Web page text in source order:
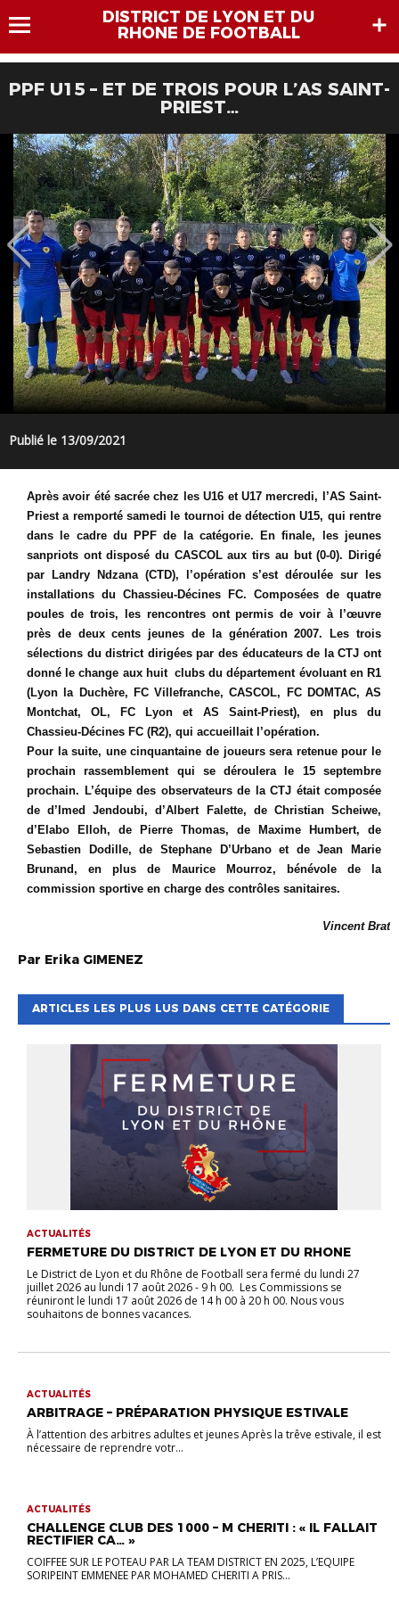
DISTRICT DE LYON ET DU
RHONE DE FOOTBALL
PPF U15 – ET DE TROIS POUR L’AS SAINT-
PRIEST…
Publié le 13/09/2021
Après avoir été sacrée chez les U16 et U17 mercredi, l’AS Saint-
Priest a remporté samedi le tournoi de détection U15, qui rentre
dans le cadre du PPF de la catégorie. En finale, les jeunes
sanpriots ont disposé du CASCOL aux tirs au but (0-0). Dirigé
par Landry Ndzana (CTD), l’opération s’est déroulée sur les
installations du Chassieu-Décines FC. Composées de quatre
poules de trois, les rencontres ont permis de voir à l’œuvre
près de deux cents jeunes de la génération 2007. Les trois
sélections du district dirigées par des éducateurs de la CTJ ont
donné le change aux huit clubs du département évoluant en R1
(Lyon la Duchère, FC Villefranche, CASCOL, FC DOMTAC, AS
Montchat, OL, FC Lyon et AS Saint-Priest), en plus du
Chassieu-Décines FC (R2), qui accueillait l’opération.
Pour la suite, une cinquantaine de joueurs sera retenue pour le
prochain rassemblement qui se déroulera le 15 septembre
prochain. L’équipe des observateurs de la CTJ était composée
de d’Imed Jendoubi, d’Albert Falette, de Christian Scheiwe,
d’Elabo Elloh, de Pierre Thomas, de Maxime Humbert, de
Sebastien Dodille, de Stephane D’Urbano et de Jean Marie
Brunand, en plus de Maurice Mourroz, bénévole de la
commission sportive en charge des contrôles sanitaires.
Vincent Brat
Par Erika GIMENEZ
ARTICLES LES PLUS LUS DANS CETTE CATÉGORIE
ACTUALITÉS
FERMETURE DU DISTRICT DE LYON ET DU RHONE
Le District de Lyon et du Rhône de Football sera fermé du lundi 27
juillet 2026 au lundi 17 août 2026 - 9 h 00. Les Commissions se
réuniront le lundi 17 août 2026 de 14 h 00 à 20 h 00. Nous vous
souhaitons de bonnes vacances.
ACTUALITÉS
ARBITRAGE – PRÉPARATION PHYSIQUE ESTIVALE
À l’attention des arbitres adultes et jeunes Après la trêve estivale, il est
nécessaire de reprendre votr...
ACTUALITÉS
CHALLENGE CLUB DES 1000 – M CHERITI : « IL FALLAIT
RECTIFIER CA… »
COIFFEE SUR LE POTEAU PAR LA TEAM DISTRICT EN 2025, L’EQUIPE
SORIPEINT EMMENEE PAR MOHAMED CHERITI A PRIS...